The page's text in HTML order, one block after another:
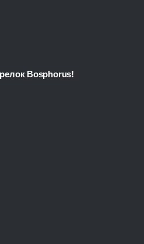
Bosphorus!